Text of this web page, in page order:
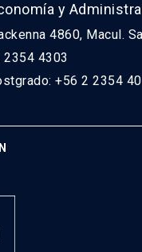
y
4860, Macul.
4303
+56 2 2354